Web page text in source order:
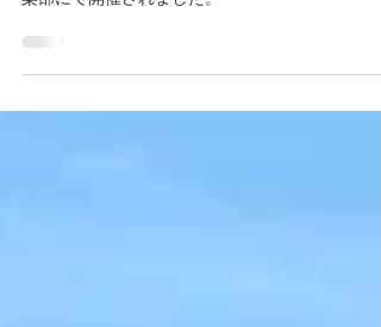
令和8年6月6日(土) 曇り。第79回京都早慶ゴルフ
（第7回西村・寺内杯併催）が琵琶湖カントリー